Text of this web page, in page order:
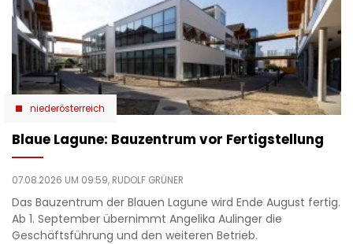
niederösterreich
Blaue Lagune: Bauzentrum vor Fertigstellung
07.08.2026 UM 09:59, RUDOLF GRÜNER
Das Bauzentrum der Blauen Lagune wird Ende August fertig.
Ab 1. September übernimmt Angelika Aulinger die
Geschäftsführung und den weiteren Betrieb.